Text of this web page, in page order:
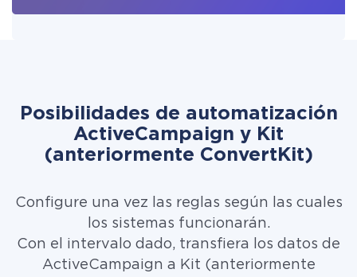
Posibilidades de automatización
ActiveCampaign y Kit
(anteriormente ConvertKit)
Configure una vez las reglas según las cuales
los sistemas funcionarán.
Con el intervalo dado, transfiera los datos de
ActiveCampaign a Kit (anteriormente